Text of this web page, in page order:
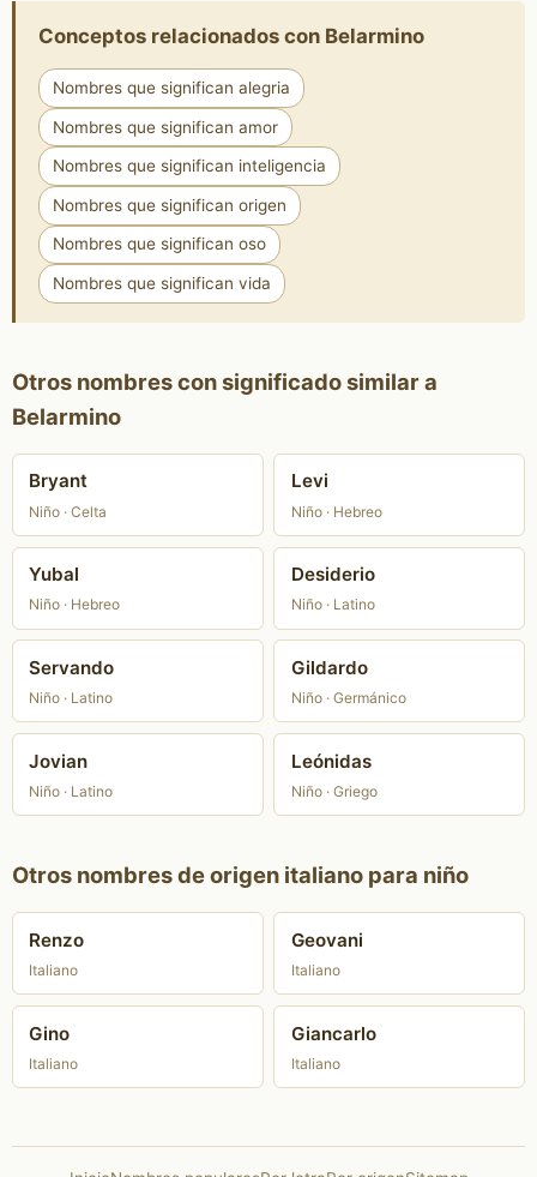
Conceptos relacionados con Belarmino
Nombres que significan alegria
Nombres que significan amor
Nombres que significan inteligencia
Nombres que significan origen
Nombres que significan oso
Nombres que significan vida
Otros nombres con significado similar a
Belarmino
Bryant
Niño · Celta
Levi
Niño · Hebreo
Yubal
Niño · Hebreo
Desiderio
Niño · Latino
Servando
Niño · Latino
Gildardo
Niño · Germánico
Jovian
Niño · Latino
Leónidas
Niño · Griego
Otros nombres de origen italiano para niño
Renzo
Italiano
Geovani
Italiano
Gino
Italiano
Giancarlo
Italiano